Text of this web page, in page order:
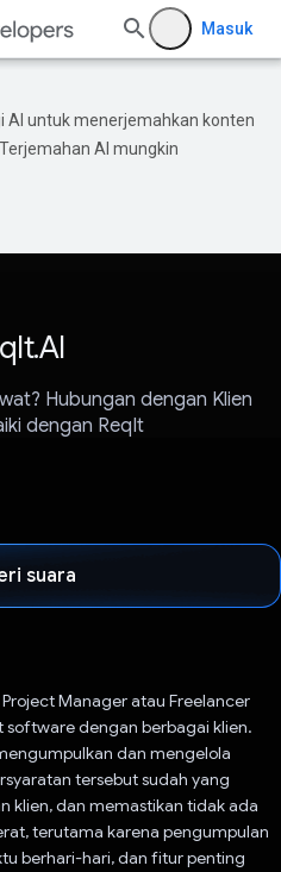
Masuk
AI untuk menerjemahkan konten
AI mungkin
Hubungan dengan Klien
dengan ReqIt
suara
Manager atau Freelancer
dengan berbagai klien.
dan mengelola
tersebut sudah yang
klien, dan memastikan tidak ada
terutama karena pengumpulan
berhari-hari, dan fitur penting